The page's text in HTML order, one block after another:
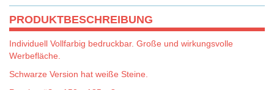
PRODUKTBESCHREIBUNG
Individuell Vollfarbig bedruckbar. Große und wirkungsvolle
Werbefläche.
Schwarze Version hat weiße Steine.